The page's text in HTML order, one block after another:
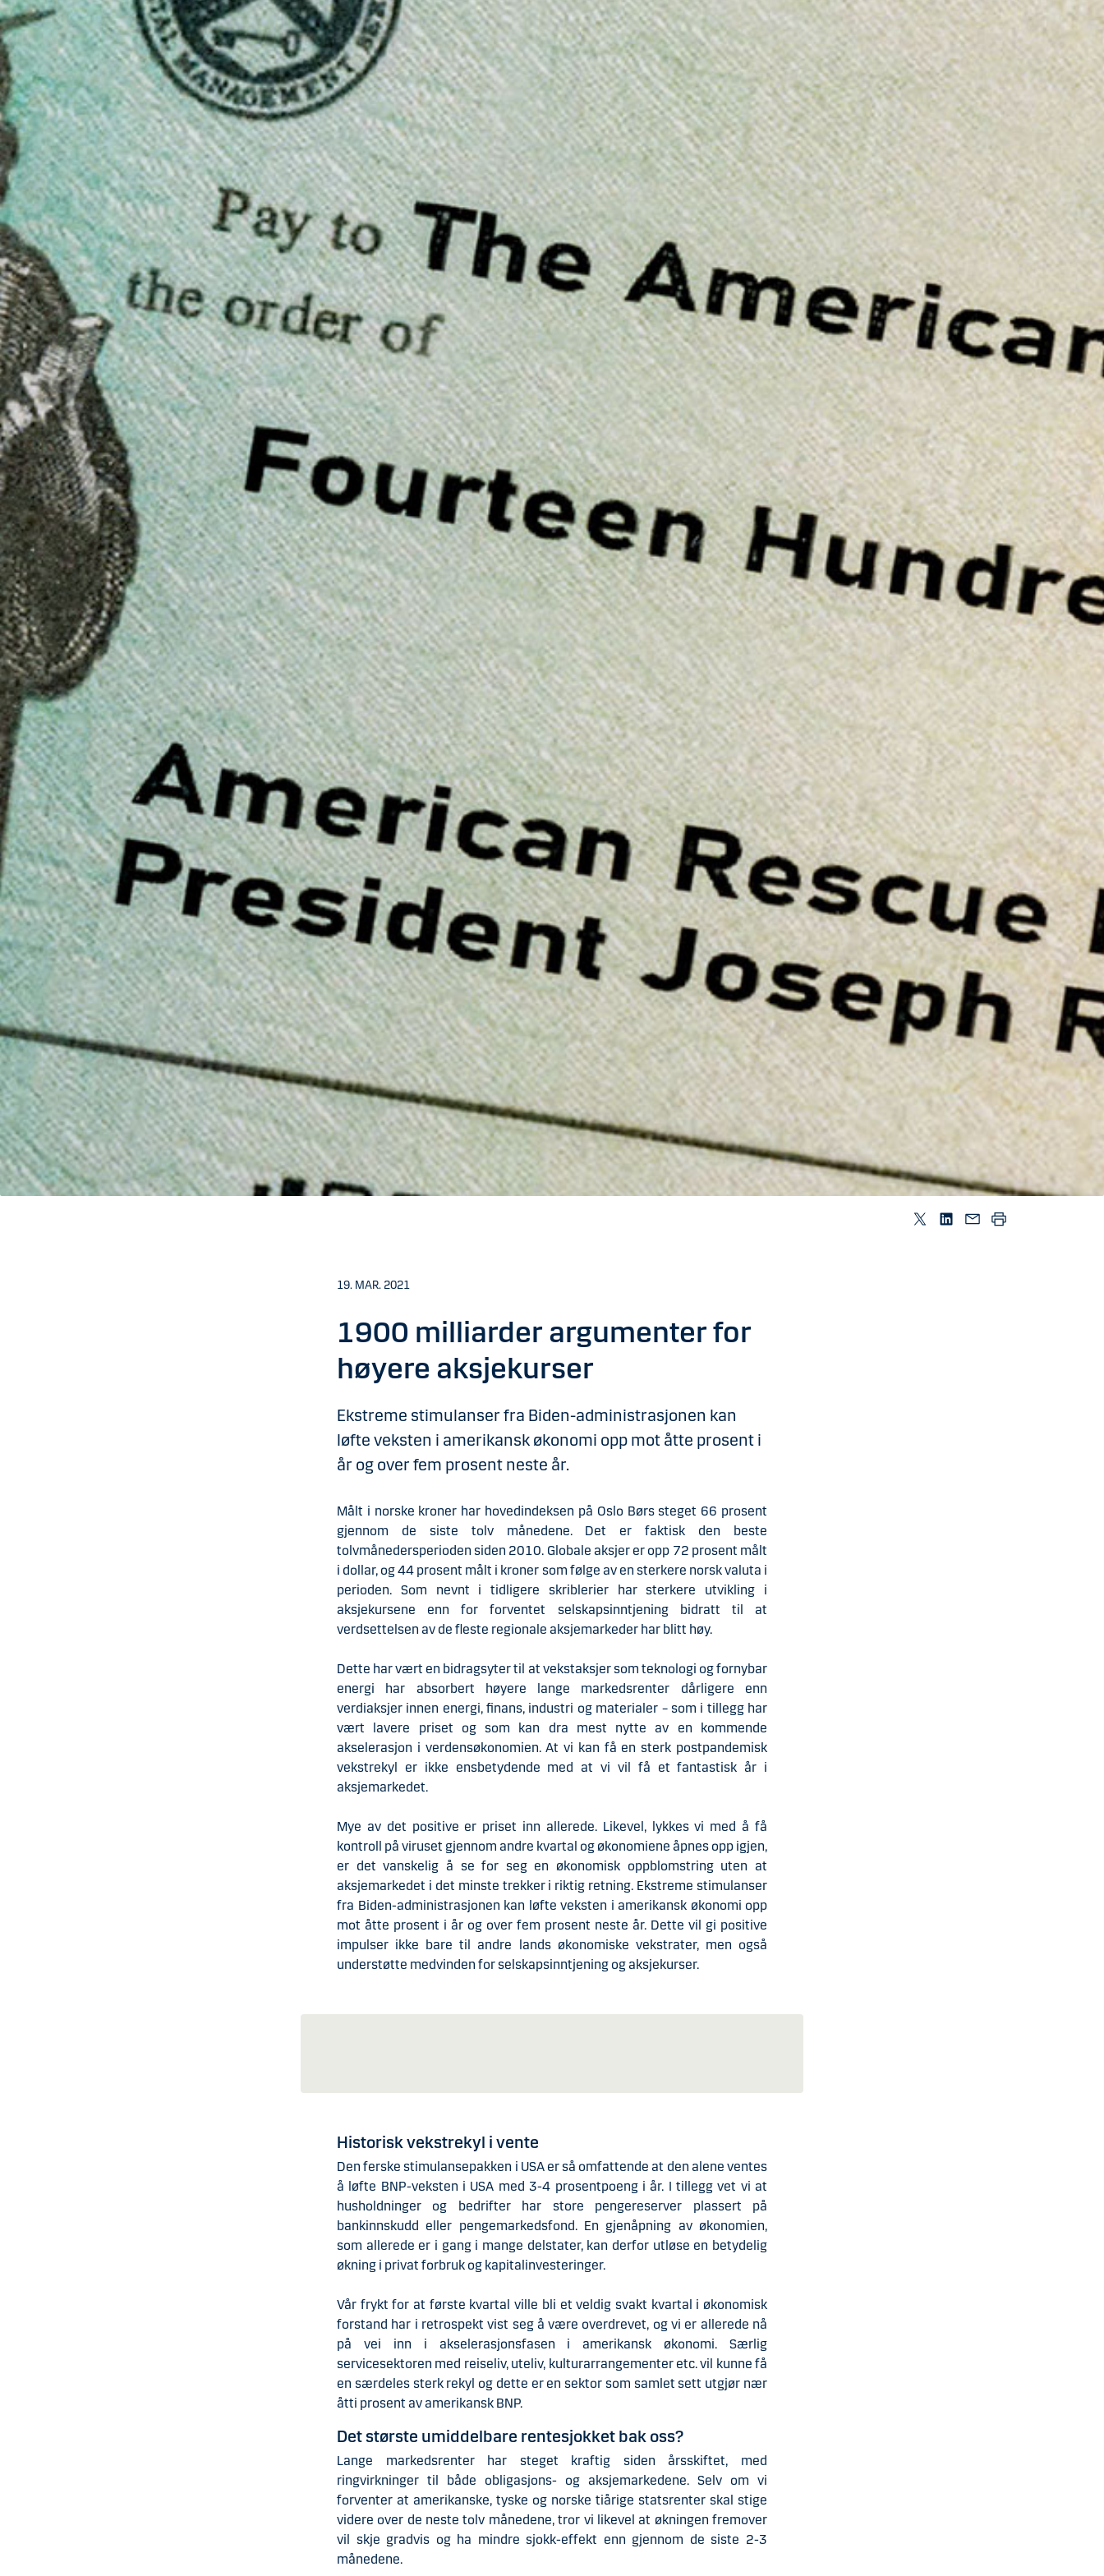
19. MAR. 2021
1900 milliarder argumenter for
høyere aksjekurser
Ekstreme stimulanser fra Biden-administrasjonen kan
løfte veksten i amerikansk økonomi opp mot åtte prosent i
år og over fem prosent neste år.
Målt i norske kroner har hovedindeksen på Oslo Børs steget 66 prosent
gjennom de siste tolv månedene. Det er faktisk den beste
tolvmånedersperioden siden 2010. Globale aksjer er opp 72 prosent målt
i dollar, og 44 prosent målt i kroner som følge av en sterkere norsk valuta i
perioden. Som nevnt i tidligere skriblerier har sterkere utvikling i
aksjekursene enn for forventet selskapsinntjening bidratt til at
verdsettelsen av de fleste regionale aksjemarkeder har blitt høy.
Dette har vært en bidragsyter til at vekstaksjer som teknologi og fornybar
energi har absorbert høyere lange markedsrenter dårligere enn
verdiaksjer innen energi, finans, industri og materialer – som i tillegg har
vært lavere priset og som kan dra mest nytte av en kommende
akselerasjon i verdensøkonomien. At vi kan få en sterk postpandemisk
vekstrekyl er ikke ensbetydende med at vi vil få et fantastisk år i
aksjemarkedet.
Mye av det positive er priset inn allerede. Likevel, lykkes vi med å få
kontroll på viruset gjennom andre kvartal og økonomiene åpnes opp igjen,
er det vanskelig å se for seg en økonomisk oppblomstring uten at
aksjemarkedet i det minste trekker i riktig retning. Ekstreme stimulanser
fra Biden-administrasjonen kan løfte veksten i amerikansk økonomi opp
mot åtte prosent i år og over fem prosent neste år. Dette vil gi positive
impulser ikke bare til andre lands økonomiske vekstrater, men også
understøtte medvinden for selskapsinntjening og aksjekurser.
Historisk vekstrekyl i vente
Den ferske stimulansepakken i USA er så omfattende at den alene ventes
å løfte BNP-veksten i USA med 3-4 prosentpoeng i år. I tillegg vet vi at
husholdninger og bedrifter har store pengereserver plassert på
bankinnskudd eller pengemarkedsfond. En gjenåpning av økonomien,
som allerede er i gang i mange delstater, kan derfor utløse en betydelig
økning i privat forbruk og kapitalinvesteringer.
Vår frykt for at første kvartal ville bli et veldig svakt kvartal i økonomisk
forstand har i retrospekt vist seg å være overdrevet, og vi er allerede nå
på vei inn i akselerasjonsfasen i amerikansk økonomi. Særlig
servicesektoren med reiseliv, uteliv, kulturarrangementer etc. vil kunne få
en særdeles sterk rekyl og dette er en sektor som samlet sett utgjør nær
åtti prosent av amerikansk BNP.
Det største umiddelbare rentesjokket bak oss?
Lange markedsrenter har steget kraftig siden årsskiftet, med
ringvirkninger til både obligasjons- og aksjemarkedene. Selv om vi
forventer at amerikanske, tyske og norske tiårige statsrenter skal stige
videre over de neste tolv månedene, tror vi likevel at økningen fremover
vil skje gradvis og ha mindre sjokk-effekt enn gjennom de siste 2-3
månedene.